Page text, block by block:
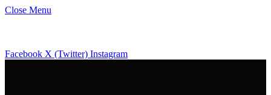
Close Menu
Facebook X (Twitter) Instagram